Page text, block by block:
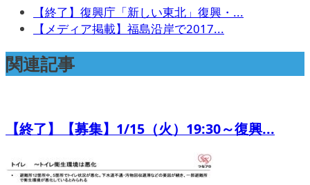
【終了】復興庁「新しい東北」復興・...
【メディア掲載】福島沿岸で2017...
関連記事
【終了】【募集】1/15（火）19:30～復興...